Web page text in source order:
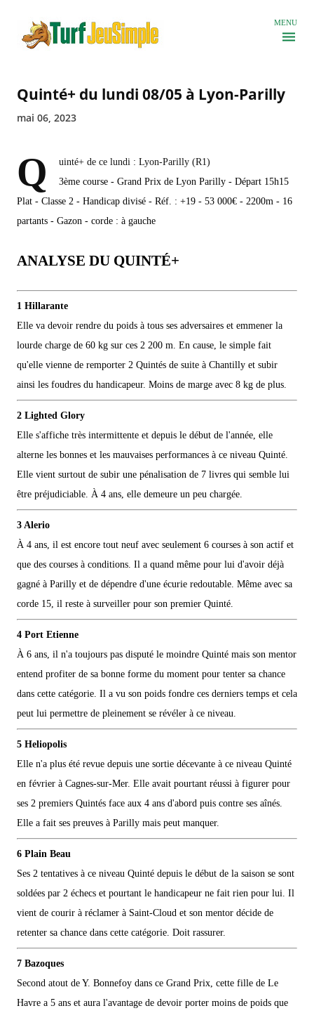
MENU
Quinté+ du lundi 08/05 à Lyon-Parilly
mai 06, 2023
Q
uinté+ de ce lundi : Lyon-Parilly (R1)
3ème course - Grand Prix de Lyon Parilly - Départ 15h15
Plat - Classe 2 - Handicap divisé - Réf. : +19 - 53 000€ - 2200m - 16
partants - Gazon - corde : à gauche
ANALYSE DU QUINTÉ+
1 Hillarante
Elle va devoir rendre du poids à tous ses adversaires et emmener la
lourde charge de 60 kg sur ces 2 200 m. En cause, le simple fait
qu'elle vienne de remporter 2 Quintés de suite à Chantilly et subir
ainsi les foudres du handicapeur. Moins de marge avec 8 kg de plus.
2 Lighted Glory
Elle s'affiche très intermittente et depuis le début de l'année, elle
alterne les bonnes et les mauvaises performances à ce niveau Quinté.
Elle vient surtout de subir une pénalisation de 7 livres qui semble lui
être préjudiciable. À 4 ans, elle demeure un peu chargée.
3 Alerio
À 4 ans, il est encore tout neuf avec seulement 6 courses à son actif et
que des courses à conditions. Il a quand même pour lui d'avoir déjà
gagné à Parilly et de dépendre d'une écurie redoutable. Même avec sa
corde 15, il reste à surveiller pour son premier Quinté.
4 Port Etienne
À 6 ans, il n'a toujours pas disputé le moindre Quinté mais son mentor
entend profiter de sa bonne forme du moment pour tenter sa chance
dans cette catégorie. Il a vu son poids fondre ces derniers temps et cela
peut lui permettre de pleinement se révéler à ce niveau.
5 Heliopolis
Elle n'a plus été revue depuis une sortie décevante à ce niveau Quinté
en février à Cagnes-sur-Mer. Elle avait pourtant réussi à figurer pour
ses 2 premiers Quintés face aux 4 ans d'abord puis contre ses aînés.
Elle a fait ses preuves à Parilly mais peut manquer.
6 Plain Beau
Ses 2 tentatives à ce niveau Quinté depuis le début de la saison se sont
soldées par 2 échecs et pourtant le handicapeur ne fait rien pour lui. Il
vient de courir à réclamer à Saint-Cloud et son mentor décide de
retenter sa chance dans cette catégorie. Doit rassurer.
7 Bazoques
Second atout de Y. Bonnefoy dans ce Grand Prix, cette fille de Le
Havre a 5 ans et aura l'avantage de devoir porter moins de poids que